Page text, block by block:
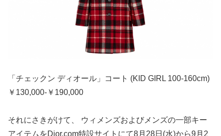
「チェックン ディオール」コート (KID GIRL 100-160cm)
￥130,000-￥190,000
それにさきがけて、 ウィメンズおよびメンズの一部キー
アイテムをDior.com特設サイトにて8月28日(水)から9月2